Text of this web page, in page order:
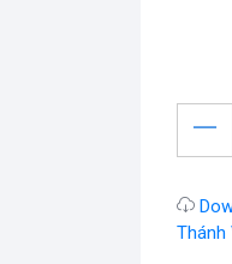
Thánh